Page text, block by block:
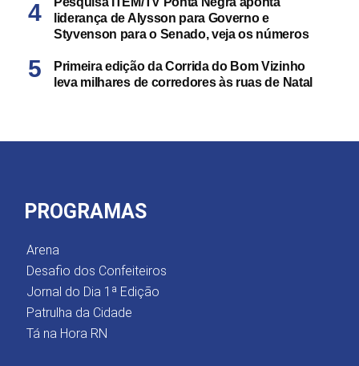
liderança de Alysson para Governo e
Styvenson para o Senado, veja os números
Primeira edição da Corrida do Bom Vizinho
leva milhares de corredores às ruas de Natal
PROGRAMAS
Arena
Desafio dos Confeiteiros
Jornal do Dia 1ª Edição
Patrulha da Cidade
Tá na Hora RN